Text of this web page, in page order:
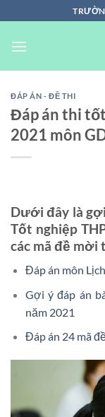
đến
nội
ĐÁP ÁN - ĐỀ THI
Đáp án thi
2021 môn
Dưới đây là
Tốt nghiệp
các mã đề mời
Đáp án môn
Gợi ý đáp án
năm 2021
Đáp án 24 mã